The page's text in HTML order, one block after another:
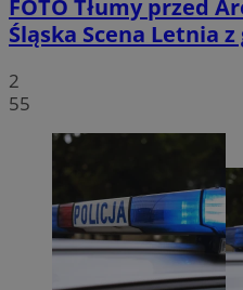
FOTO Tłumy przed
Śląska Scena Letnia
2
55